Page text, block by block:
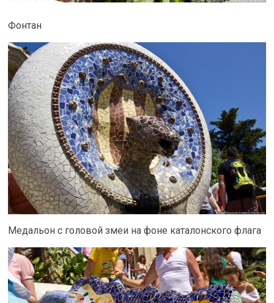
Фонтан
Медальон с головой змеи на фоне каталонского флага